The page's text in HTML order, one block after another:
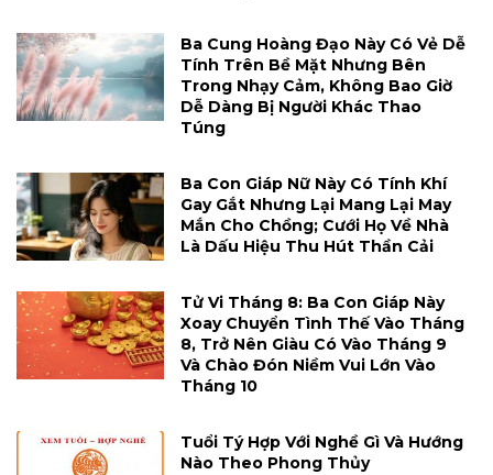
Ba Cung Hoàng Đạo Này Có Vẻ Dễ
Tính Trên Bề Mặt Nhưng Bên
Trong Nhạy Cảm, Không Bao Giờ
Dễ Dàng Bị Người Khác Thao
Túng
Ba Con Giáp Nữ Này Có Tính Khí
Gay Gắt Nhưng Lại Mang Lại May
Mắn Cho Chồng; Cưới Họ Về Nhà
Là Dấu Hiệu Thu Hút Thần Cải
Tử Vi Tháng 8: Ba Con Giáp Này
Xoay Chuyển Tình Thế Vào Tháng
8, Trở Nên Giàu Có Vào Tháng 9
Và Chào Đón Niềm Vui Lớn Vào
Tháng 10
Tuổi Tý Hợp Với Nghề Gì Và Hướng
Nào Theo Phong Thủy